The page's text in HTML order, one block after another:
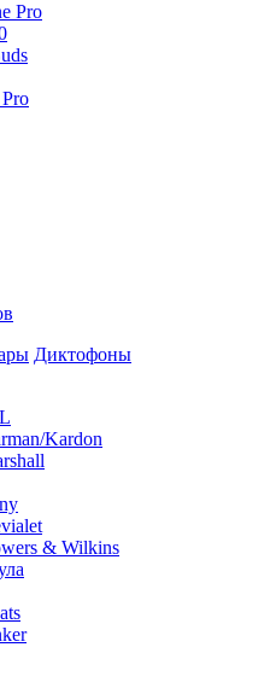
Pro
Диктофоны
Kardon
& Wilkins